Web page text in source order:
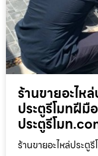
ร้านขายอะไห
ประตูรีโมทฝีมื
ประตูรีโมท
ร้านขายอะไหล่ประตู